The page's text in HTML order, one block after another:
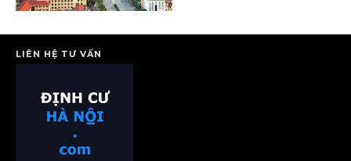
LIÊN HỆ TƯ VẤN